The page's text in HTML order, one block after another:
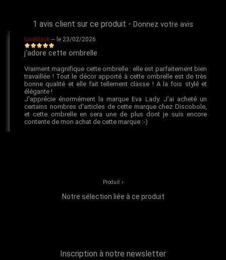
1 avis client sur ce produit - Donnez votre avis
Produit
Notre sélection liée à ce produit
Inscription à notre newsletter